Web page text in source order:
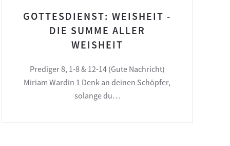
GOTTESDIENST: WEISHEIT -
DIE SUMME ALLER
WEISHEIT
Prediger 8, 1-8 & 12-14 (Gute Nachricht)
Miriam Wardin 1 Denk an deinen Schöpfer,
solange du…